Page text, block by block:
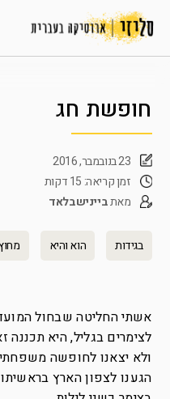
חופשת חג
23 בנובמבר, 2016
זמן קריאה: 15 דקות
מאתביינישבלאד
בגידות הוא והיא
אשתי החליטה שבחול
לצימרים בגליל, היא תכננה
ולא יצאנו לחופשה
הגענו לצפון הארץ